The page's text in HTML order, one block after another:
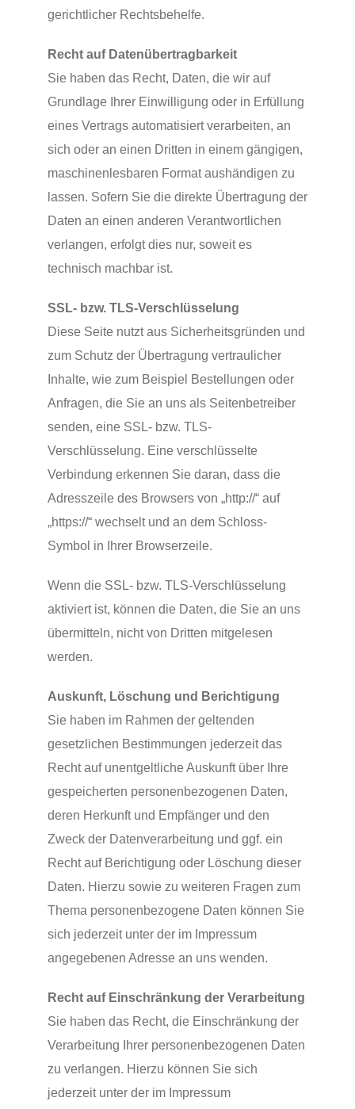
gerichtlicher Rechtsbehelfe.
Recht auf Datenübertragbarkeit
Sie haben das Recht, Daten, die wir auf
Grundlage Ihrer Einwilligung oder in Erfüllung
eines Vertrags automatisiert verarbeiten, an
sich oder an einen Dritten in einem gängigen,
maschinenlesbaren Format aushändigen zu
lassen. Sofern Sie die direkte Übertragung der
Daten an einen anderen Verantwortlichen
verlangen, erfolgt dies nur, soweit es
technisch machbar ist.
SSL- bzw. TLS-Verschlüsselung
Diese Seite nutzt aus Sicherheitsgründen und
zum Schutz der Übertragung vertraulicher
Inhalte, wie zum Beispiel Bestellungen oder
Anfragen, die Sie an uns als Seitenbetreiber
senden, eine SSL- bzw. TLS-
Verschlüsselung. Eine verschlüsselte
Verbindung erkennen Sie daran, dass die
Adresszeile des Browsers von „http://“ auf
„https://“ wechselt und an dem Schloss-
Symbol in Ihrer Browserzeile.
Wenn die SSL- bzw. TLS-Verschlüsselung
aktiviert ist, können die Daten, die Sie an uns
übermitteln, nicht von Dritten mitgelesen
werden.
Auskunft, Löschung und Berichtigung
Sie haben im Rahmen der geltenden
gesetzlichen Bestimmungen jederzeit das
Recht auf unentgeltliche Auskunft über Ihre
gespeicherten personenbezogenen Daten,
deren Herkunft und Empfänger und den
Zweck der Datenverarbeitung und ggf. ein
Recht auf Berichtigung oder Löschung dieser
Daten. Hierzu sowie zu weiteren Fragen zum
Thema personenbezogene Daten können Sie
sich jederzeit unter der im Impressum
angegebenen Adresse an uns wenden.
Recht auf Einschränkung der Verarbeitung
Sie haben das Recht, die Einschränkung der
Verarbeitung Ihrer personenbezogenen Daten
zu verlangen. Hierzu können Sie sich
jederzeit unter der im Impressum